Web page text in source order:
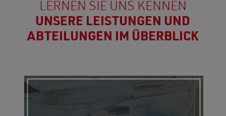
LERNEN SIE UNS KENNEN
UNSERE LEISTUNGEN UND
ABTEILUNGEN IM ÜBERBLICK